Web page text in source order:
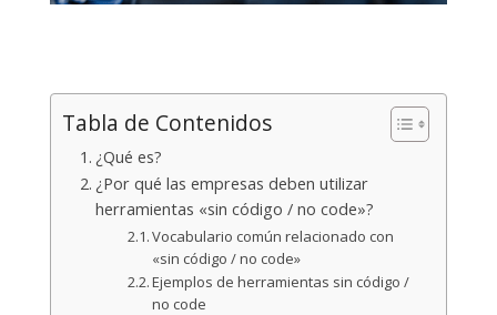
Tabla de Contenidos
¿Qué es?
¿Por qué las empresas deben utilizar
herramientas «sin código / no code»?
Vocabulario común relacionado con
«sin código / no code»
Ejemplos de herramientas sin código /
no code